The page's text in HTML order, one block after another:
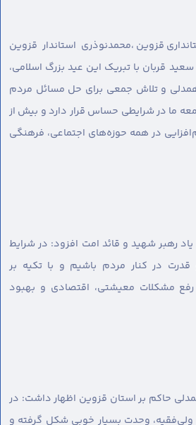
قزوین ،محمدنوذری استاندار قزوین
سعید قربان با تبریک این عید بزرگ اسلامی،
و تلاش جمعی برای حل مسائل مردم
ما در شرایطی حساس قرار دارد و بیش از
در همه حوزه‌های اجتماعی، فرهنگی
رهبر شهید و قائد امت افزود: در شرایط
قدرت در کنار مردم باشیم و با تکیه بر
مشکلات معیشتی، اقتصادی و بهبود
حاکم بر استان قزوین اظهار داشت: در
ولی‌فقیه، وحدت بسیار خوبی شکل گرفته و